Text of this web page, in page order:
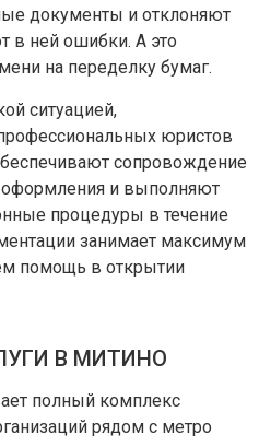
документы и отклоняют
в ней ошибки. А это
на переделку бумаг.
ситуацией,
юристов
сопровождение
оформления и выполняют
процедуры в течение
занимает максимум
помощь в открытии
В МИТИНО
полный комплекс
рядом с метро